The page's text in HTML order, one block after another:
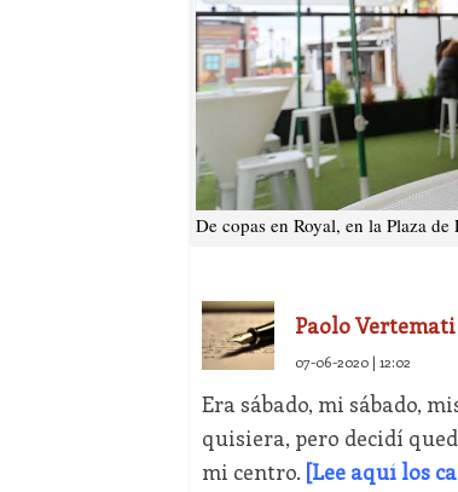
De copas en Royal, en la Plaza
Paolo Vertemati
07-06-2020 | 12:02
Era sábado, mi sábado,
quisiera, pero decidí
mi centro. [Lee aquí los